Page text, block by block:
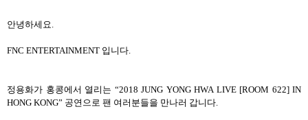
안녕하세요.
FNC ENTERTAINMENT 입니다.
정용화가 홍콩에서 열리는 “2018 JUNG YONG HWA LIVE [ROOM 622] IN
HONG KONG” 공연으로 팬 여러분들을 만나러 갑니다.